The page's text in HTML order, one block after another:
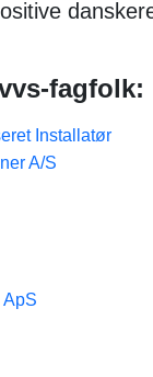
fagfolk:
Installatør
A/S